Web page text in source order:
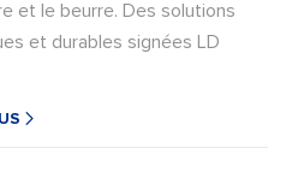
et le beurre. Des solutions
et durables signées LD